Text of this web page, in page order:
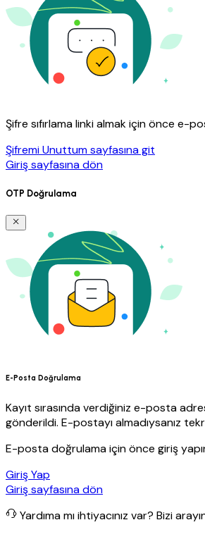
Şifre sıfırlama linki almak için önce e-
Şifremi Unuttum sayfasına git
Giriş sayfasına dön
OTP Doğrulama
E-Posta Doğrulama
Kayıt sırasında verdiğiniz e-posta
gönderildi. E-postayı almadıysanız
E-posta doğrulama için önce giriş
Giriş Yap
Giriş sayfasına dön
Yardıma mı ihtiyacınız var? Bizi